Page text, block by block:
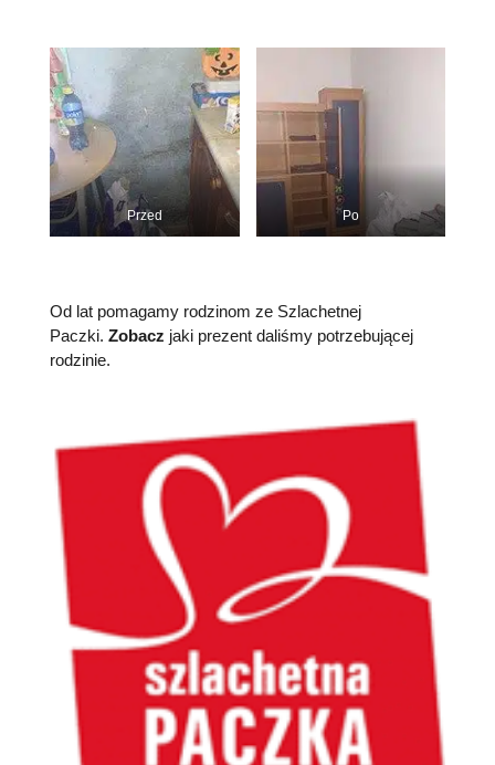
Przed Po
Od lat pomagamy rodzinom ze Szlachetnej
Paczki. Zobacz jaki prezent daliśmy potrzebującej
rodzinie.